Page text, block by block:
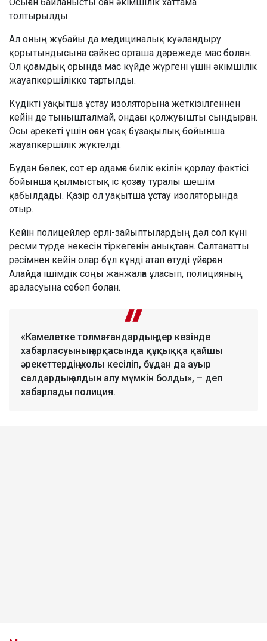
толтырылды.
Ал оның жұбайы да медициналық куәландыру
қорытындысына сәйкес орташа дәрежеде мас болған.
Ол қоғамдық орында мас күйде жүргені үшін әкімшілік
жауапкершілікке тартылды.
Күдікті уақытша ұстау изоляторына жеткізілгеннен
кейін де тынышталмай, ондағы қолжуғышты сындырған.
Осы әрекеті үшін оған ұсақ бұзақылық бойынша
жауапкершілік жүктелді.
Бұдан бөлек, сот ер адамға билік өкілін қорлау фактісі
бойынша қылмыстық іс қозғау туралы шешім
қабылдады. Қазір ол уақытша ұстау изоляторында
отыр.
Кейін полицейлер ерлі-зайыптылардың дәл сол күні
ресми түрде некесін тіркегенін анықтаған. Салтанатты
рәсімнен кейін олар бұл күнді атап өтуді ұйғарған.
Алайда ішімдік соңы жанжалға ұласып, полицияның
араласуына себеп болған.
«Кәмелетке толмағандардың дер кезінде
хабарласуының арқасында құқыққа қайшы
әрекеттердің жолы кесіліп, бұдан да ауыр
салдардың алдын алу мүмкін болды», – деп
хабарлады полиция.